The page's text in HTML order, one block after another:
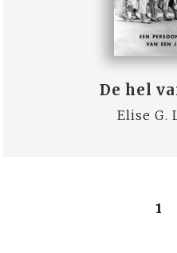
De hel
Elise G.
1